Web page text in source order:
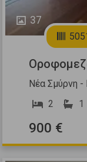
37
Νέα Σμύρνη -
2
1
900 €